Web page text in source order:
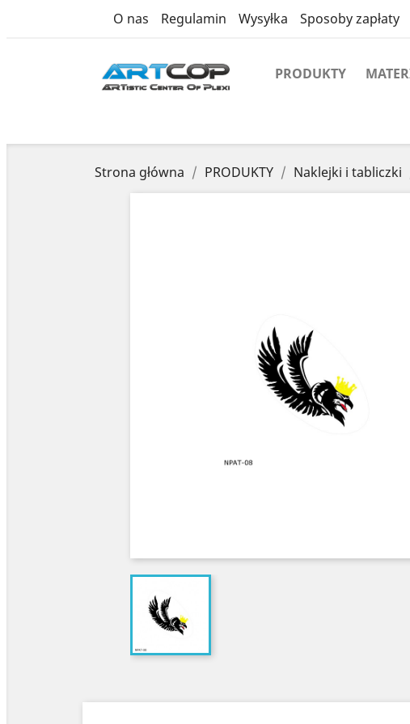
O nas Regulamin Wysyłka Sposoby zapłaty
PRODUKTY
Strona główna PRODUKTY Naklejki i tabliczki